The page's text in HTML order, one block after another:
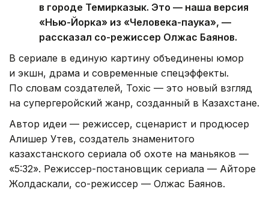
в городе Темирказык. Это — наша версия
«Нью-Йорка» из «Человека-паука», —
рассказал со-режиссер Олжас Баянов.
В сериале в единую картину объединены юмор
и экшн, драма и современные спецэффекты.
По словам создателей, Toxic — это новый взгляд
на супергеройский жанр, созданный в Казахстане.
Автор идеи — режиссер, сценарист и продюсер
Алишер Утев, создатель знаменитого
казахстанского сериала об охоте на маньяков —
«5:32». Режиссер-постановщик сериала — Айторе
Жолдаскали, со-режиссер — Олжас Баянов.